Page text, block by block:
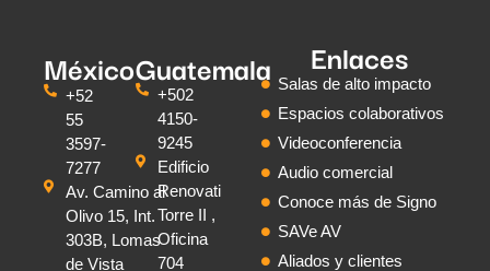
México
+52
55
3597-
7277
Av. Camino al
Olivo 15, Int.
303B, Lomas
de Vista
Guatemala
+502
4150-
9245
Edificio
Renovati
Torre II ,
Oficina
704
Enlaces
Salas de alto impacto
Espacios colaborativos
Videoconferencia
Audio comercial
Conoce más de Signo
SAVe AV
Aliados y clientes